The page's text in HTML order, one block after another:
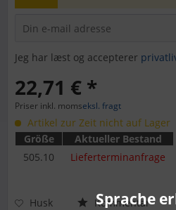
Jeg har læst og accepterer
22,71 € *
Priser inkl. momseksl. fragt
Artikel zur Zeit nicht auf Lager
Größe
Aktueller Bestand
505.10
Lieferterminanfrage
Husk Kommentar
Sprache